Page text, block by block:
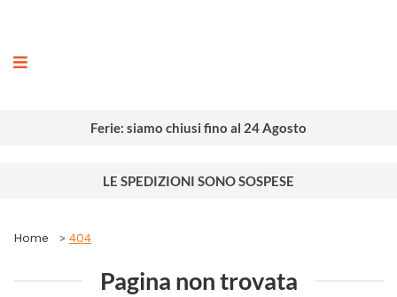
Ferie: siamo chiusi fino al 24 Agosto
LE SPEDIZIONI SONO SOSPESE
Home 404
Pagina non trovata